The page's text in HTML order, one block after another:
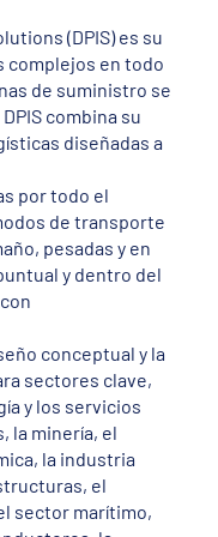
(DPIS) es su
complejos en todo
de suministro se
combina su
diseñadas a
por todo el
de transporte
pesadas y en
y dentro del
conceptual y la
sectores clave,
y los servicios
la minería, el
la industria
el
sector marítimo,